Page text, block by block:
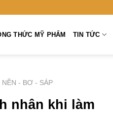
THỨC MỸ PHẨM TIN TỨC
NỀN - BƠ - SÁP
nhân khi làm